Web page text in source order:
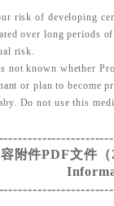
risk of developing
over long periods
risk.
not known whether
or plan to become
Do not use this
附件PDF文件